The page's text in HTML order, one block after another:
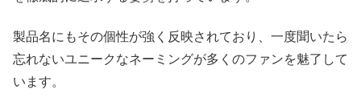
製品名にもその個性が強く反映されており、一度聞いたら
忘れないユニークなネーミングが多くのファンを魅了して
います。